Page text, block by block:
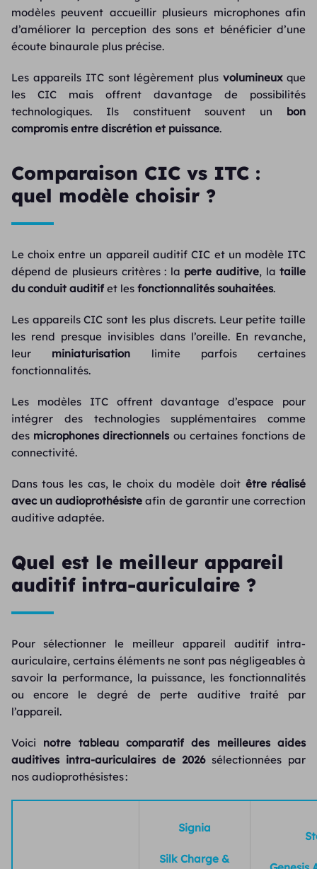
modèles peuvent accueillir plusieurs microphones afin
d’améliorer la perception des sons et bénéficier d’une
écoute binaurale plus précise.
Les appareils ITC sont légèrement plusvolumineuxque
les CIC mais offrent davantage de possibilités
technologiques. Ils constituent souvent un bon
compromis entre discrétion et puissance.
Comparaison CIC vs ITC :
quel modèle choisir ?
Le choix entre un appareil auditif CIC et un modèle ITC
dépend de plusieurs critères : la perte auditive, lataille
du conduit auditifet les fonctionnalités souhaitées.
Les appareils CIC sont les plus discrets. Leur petite taille
les rend presque invisibles dans l’oreille. En revanche,
leur miniaturisation limite parfois certaines
fonctionnalités.
Les modèles ITC offrent davantage d’espace pour
intégrer des technologies supplémentaires comme
des microphones directionnels ou certaines fonctions de
connectivité.
Dans tous les cas, le choix du modèle doit être réalisé
avec un audioprothésiste afin de garantir une correction
auditive adaptée.
Quel est le meilleur appareil
auditif intra-auriculaire ?
Pour sélectionner le meilleur appareil auditif intra-
auriculaire, certains éléments ne sont pas négligeables à
savoir la performance, la puissance, les fonctionnalités
ou encore le degré de perte auditive traité par
l’appareil.
Voici notre tableau comparatif des meilleures aides
auditives intra-auriculaires de 2026sélectionnées par
nos audioprothésistes :
Signia
Silk Charge &